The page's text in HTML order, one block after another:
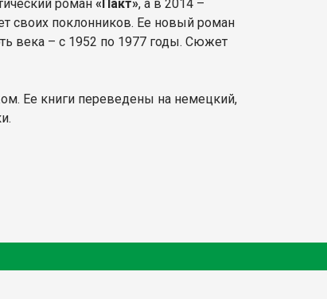
роман «Пакт», а в 2014 –
своих поклонников. Ее новый роман
века – с 1952 по 1977 годы. Сюжет
Ее книги переведены на немецкий,